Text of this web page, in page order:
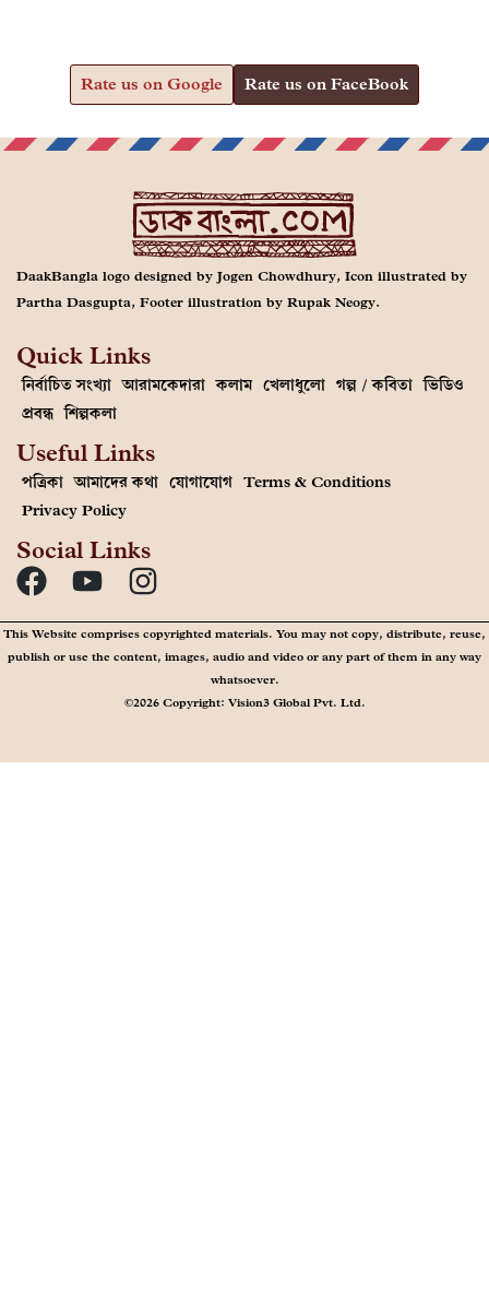
Rate us on Google Rate us on FaceBook
DaakBangla logo designed by Jogen Chowdhury, Icon illustrated by
Partha Dasgupta, Footer illustration by Rupak Neogy.
Quick Links
নির্বাচিত সংখ্যা আরামকেদারা কলাম খেলাধুলো গল্প / কবিতা ভিডিও
প্রবন্ধ শিল্পকলা
Useful Links
পত্রিকা আমাদের কথা যোগাযোগ Terms & Conditions
Privacy Policy
Social Links
This Website comprises copyrighted materials. You may not copy, distribute, reuse,
publish or use the content, images, audio and video or any part of them in any way
whatsoever.
©2026 Copyright: Vision3 Global Pvt. Ltd.